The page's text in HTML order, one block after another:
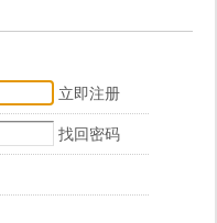
立即注册
找回密码